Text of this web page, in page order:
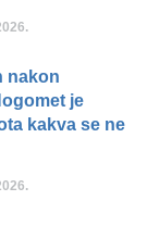
nakon
je
kakva se ne